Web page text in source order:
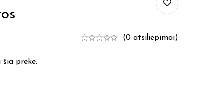
(0 atsiliepimai)
šia preke.